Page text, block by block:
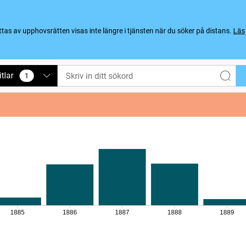
av upphovsrätten visas inte längre i tjänsten när du söker på distans. Läs
1
vald
1885 1886 1887 1888 1889